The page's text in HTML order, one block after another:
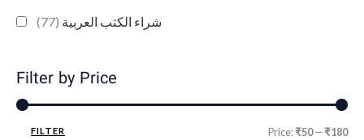
شراء الكتب العربية (77)
Filter by Price
FILTER Price:₹50—₹180